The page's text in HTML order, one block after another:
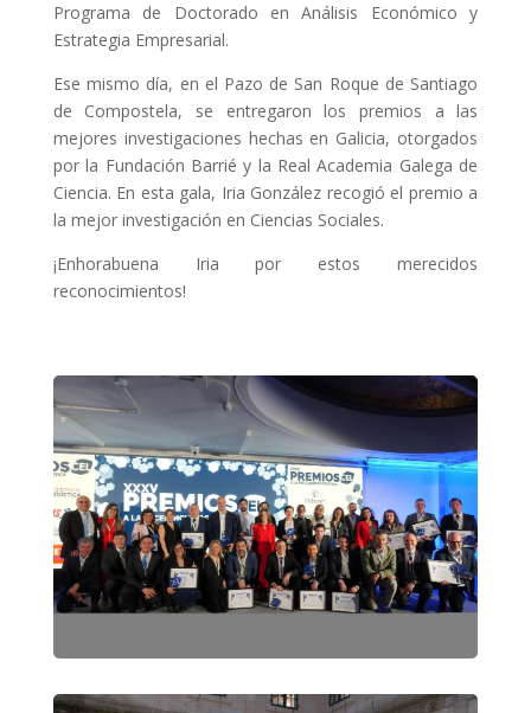
Programa de Doctorado en Análisis Económico y
Estrategia Empresarial.
Ese mismo día, en el Pazo de San Roque de Santiago
de Compostela, se entregaron los premios a las
mejores investigaciones hechas en Galicia, otorgados
por la Fundación Barrié y la Real Academia Galega de
Ciencia. En esta gala, Iria González recogió el premio a
la mejor investigación en Ciencias Sociales.
¡Enhorabuena Iria por estos merecidos
reconocimientos!